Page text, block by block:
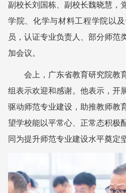
副校长刘国栋、副校长魏晓慧，
学院、化学与材料工程学院以
员，认证专业负责人、部分师范
加会议。
会上，广东省教育研究院教
组表示欢迎和感谢。他表示，开
驱动师范专业建设，助推教师教
望学校能以平常心、正常态积极
同为提升师范专业建设水平奠定